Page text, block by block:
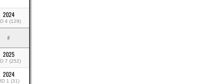
2024
4 (129)
#
2025
7 (252)
2024
1 (31)